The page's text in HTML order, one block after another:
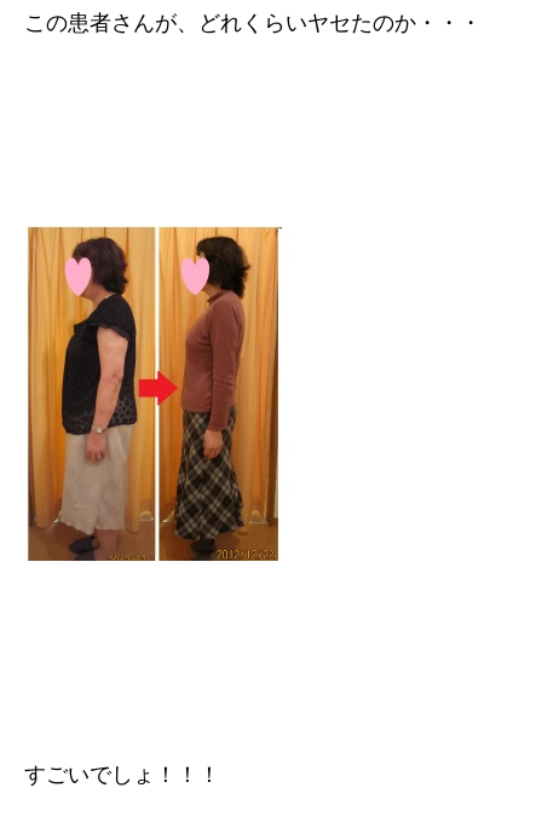
この患者さんが、どれくらいヤセたのか・・・
すごいでしょ！！！